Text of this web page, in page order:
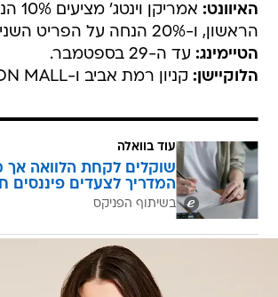
האיוונט:
הראשון, ו-20% הנחה על הפריט השני.
הטיימינג: עד ה-29 בספטמבר.
הלוקיישן: קניון רמת אביב ו-TLV FASHION MALL.
עוד בוואלה
שוקלים לקחת הלוואה אך
המדריך לצעדים פיננסים
בשיתוף הפניקס